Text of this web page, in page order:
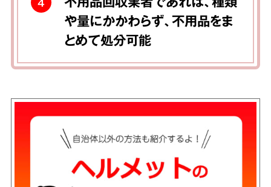
や量にかかわらず、不用品をま
とめて処分可能